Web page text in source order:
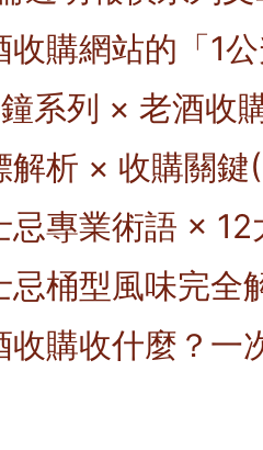
購網站的「1
系列 × 老酒收
解析 × 收購關鍵
忌專業術語 ×
忌桶型風味完全
收購收什麼？一